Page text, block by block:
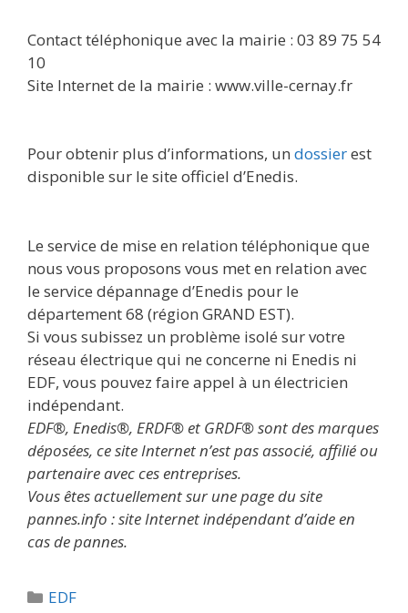
Contact téléphonique avec la mairie : 03 89 75 54
10
Site Internet de la mairie : www.ville-cernay.fr
Pour obtenir plus d’informations, un dossierest
disponible sur le site officiel d’Enedis.
Le service de mise en relation téléphonique que
nous vous proposons vous met en relation avec
le service dépannage d’Enedis pour le
département 68 (région GRAND EST).
Si vous subissez un problème isolé sur votre
réseau électrique qui ne concerne ni Enedis ni
EDF, vous pouvez faire appel à un électricien
indépendant.
EDF®, Enedis®, ERDF® et GRDF® sont des marques
déposées, ce site Internet n’est pas associé, affilié ou
partenaire avec ces entreprises.
Vous êtes actuellement sur une page du site
pannes.info : site Internet indépendant d’aide en
cas de pannes.
Catégories
EDF